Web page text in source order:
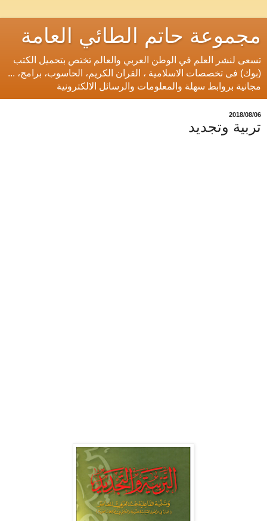
مجموعة حاتم الطائي العامة
تسعى لنشر العلم في الوطن العربي والعالم تختص بتحميل الكتب
(بوك) فى تخصصات الاسلامية ، القران الكريم، الحاسوب، برامج، ...
مجانية بروابط سهلة والمعلومات والرسائل الالكترونية
06‏/08‏/2018
تربية وتجديد